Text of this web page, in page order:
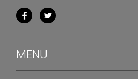
MENU